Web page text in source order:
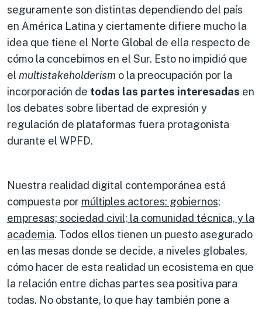
seguramente son distintas dependiendo del país
en América Latina y ciertamente difiere mucho la
idea que tiene el Norte Global de ella respecto de
cómo la concebimos en el Sur. Esto no impidió que
el multistakeholderism o la preocupación por la
incorporación de todas las partes interesadas en
los debates sobre libertad de expresión y
regulación de plataformas fuera protagonista
durante el WPFD.
Nuestra realidad digital contemporánea está
compuesta por múltiples actores: gobiernos;
empresas; sociedad civil; la comunidad técnica, y la
academia. Todos ellos tienen un puesto asegurado
en las mesas donde se decide, a niveles globales,
cómo hacer de esta realidad un ecosistema en que
la relación entre dichas partes sea positiva para
todas. No obstante, lo que hay también pone a